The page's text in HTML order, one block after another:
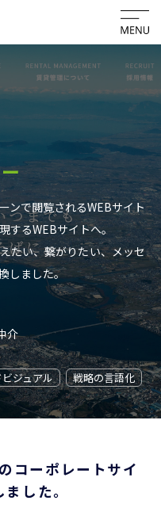
化
イクル
ピニオン
・ツール制作
ンで閲覧されるWEBサイト
するWEBサイトへ。
たい、繋がりたい、メッセ
しました。
介
ジュアル 戦略の言語化
コーポレートサイ
した。